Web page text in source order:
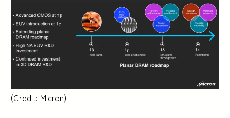
(Credit: Micron)